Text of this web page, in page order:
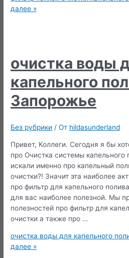
далее »
очистка воды
капельного
Запорожье
Без рубрики / От hildasunderland
Привет, Коллеги. Сегодня я бы
про Очистка системы
искали именно про капельный
очистки?! Значит эта наиболее
про фильтр для капельного
для вас наиболее полезной. Мы
полезностей про фильтр для
очистки а также про …
очистка воды для капельного
далее »